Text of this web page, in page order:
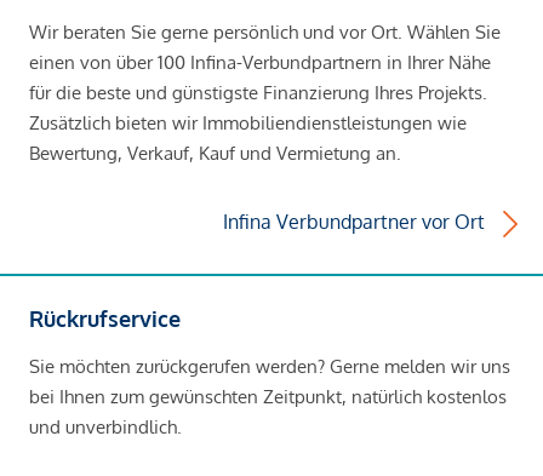
Wir beraten Sie gerne persönlich und vor Ort. Wählen Sie
einen von über 100 Infina-Verbundpartnern in Ihrer Nähe
für die beste und günstigste Finanzierung Ihres Projekts.
Zusätzlich bieten wir Immobiliendienstleistungen wie
Bewertung, Verkauf, Kauf und Vermietung an.
Infina Verbundpartner vor Ort
Rückrufservice
Sie möchten zurückgerufen werden? Gerne melden wir uns
bei Ihnen zum gewünschten Zeitpunkt, natürlich kostenlos
und unverbindlich.